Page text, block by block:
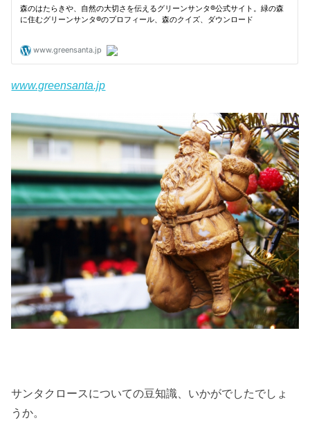
www.greensanta.jp
サンタクロースについての豆知識、いかがでしたでしょ
うか。